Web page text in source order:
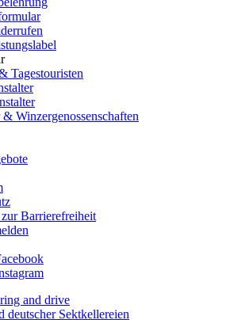
Tagestouristen
Winzergenossenschaften
Barrierefreiheit